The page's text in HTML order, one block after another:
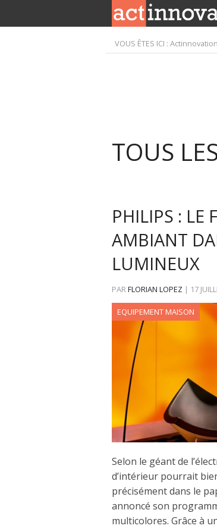
VOUS ÊTES ICI :
TOUS
PHILIPS : LE
AMBIANT
LUMINEUX
PARFLORIAN LOPEZ | 17
EQUIPEMENT MAISON
Selon le géant de
d’intérieur pourrait
précisément dans le
annoncé son
multicolores. Grâce à